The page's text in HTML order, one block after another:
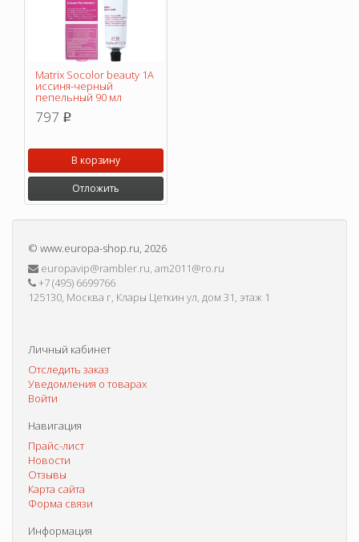
Matrix Socolor beauty 1A
иссиня-черный
пепельный 90 мл
797 p
В корзину
Отложить
© www.europa-shop.ru, 2026
europavip@rambler.ru, am2011@ro.ru
+7 (495) 6699766
125130, Москва г, Клары Цеткин ул, дом 31, этаж 1
Личный кабинет
Отследить заказ
Уведомления о товарах
Войти
Навигация
Прайс-лист
Новости
Отзывы
Карта сайта
Форма связи
Информация